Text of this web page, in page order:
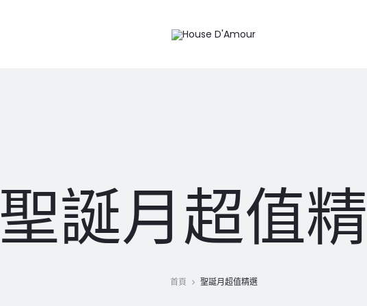
聖誕月超值
首頁 聖誕月超值精選